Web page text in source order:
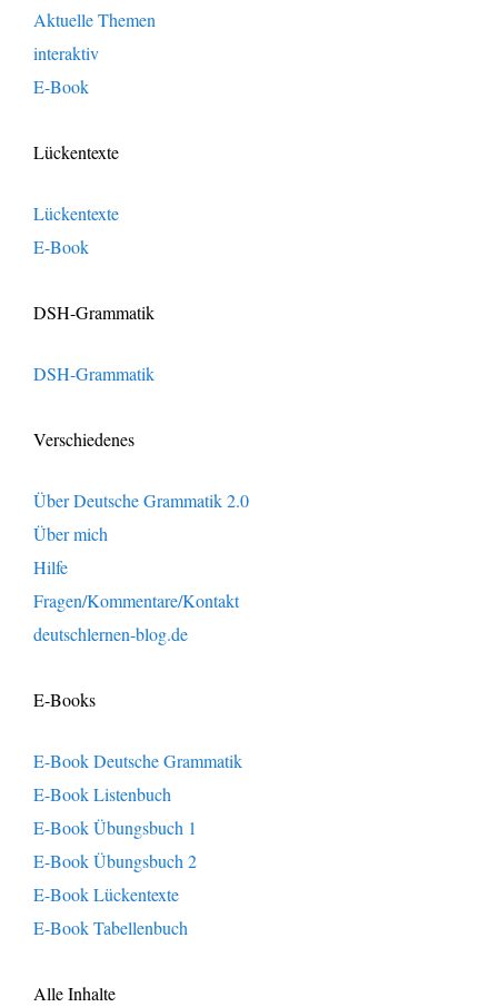
Aktuelle Themen
interaktiv
E-Book
Lückentexte
Lückentexte
E-Book
DSH-Grammatik
DSH-Grammatik
Verschiedenes
Über Deutsche Grammatik 2.0
Über mich
Hilfe
Fragen/Kommentare/Kontakt
deutschlernen-blog.de
E-Books
E-Book Deutsche Grammatik
E-Book Listenbuch
E-Book Übungsbuch 1
E-Book Übungsbuch 2
E-Book Lückentexte
E-Book Tabellenbuch
Alle Inhalte